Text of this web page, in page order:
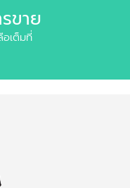
ขาย
เต็มที่